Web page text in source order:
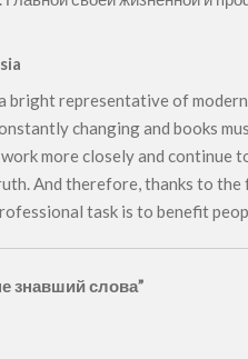
bright representative of
changing and books
more closely and
And therefore, thanks to
task is to benefit
знавший слова”